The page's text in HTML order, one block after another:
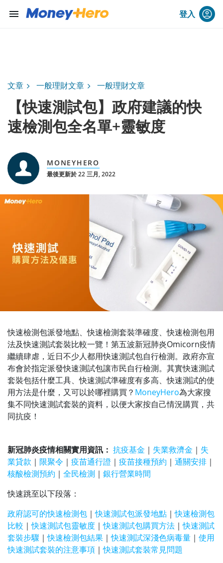
menu 登入
文章 一般理財文章 一般理財文章
【快速測試包】政府建議的快
速檢測包全名單+靈敏度
MONEYHERO
最後更新於 22 三月, 2022
快速檢測包派發地點、快速檢測套裝準確度、快速檢測包用
法及快速測試套裝比較一覽！第五波新冠肺炎Omicorn疫情
繼續肆虐，近日不少人都用快速測試包自行檢測。政府亦宣
布會於指定派發快速測試包讓市民自行檢測。其實快速測試
套裝包括什麼工具、快速測試準確度有多高、快速測試的使
用方法是什麼，又可以於哪裡購買？ MoneyHero為大家搜
集不同快速測試套裝的資料，以便大家按自己情況購買，共
同抗疫！
新冠肺炎疫情相關實用資訊： 抗疫基金 ｜ 失業救濟金 ｜ 失
業貸款 ｜ 限聚令 ｜ 疫苗通行證 ｜ 疫苗接種預約 ｜ 通關安排 ｜
核酸檢測預約 ｜ 全民檢測 ｜ 銀行營業時間
快速跳至以下段落：
政府認可的快速檢測包 ｜快速測試包派發地點 ｜快速檢測包
比較 ｜快速測試包靈敏度 ｜快速測試包購買方法 ｜快速測試
套裝步驟 ｜快速檢測包結果 ｜快速測試深淺色病毒量 ｜ 使用
快速測試套裝的注意事項 ｜快速測試套裝常見問題